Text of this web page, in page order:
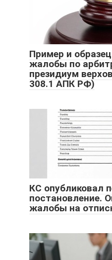
Пример и
жалобы по
президиум
308.1 АПК РФ)
КС опубликовал
постановление.
жалобы на